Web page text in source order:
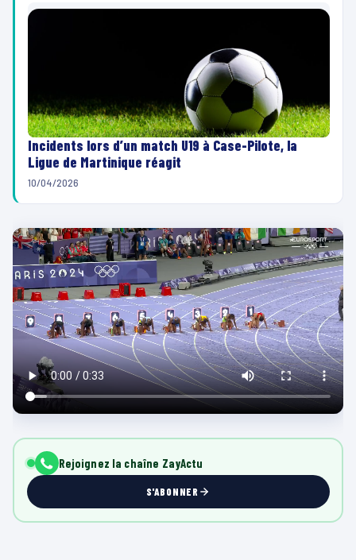
Incidents lors d’un match U19 à Case-Pilote, la
Ligue de Martinique réagit
10/04/2026
Rejoignez la chaîne ZayActu
S'ABONNER